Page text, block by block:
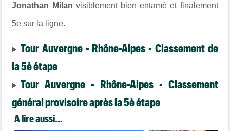
Jonathan Milan visiblement bien entamé et finalement
5e sur la ligne.
Tour Auvergne - Rhône-Alpes - Classement de
la 5è étape
Tour Auvergne - Rhône-Alpes - Classement
général provisoire après la 5è étape
A lire aussi...